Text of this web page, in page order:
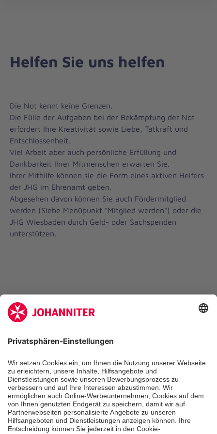
Helfen Sie uns helfen
Die Not kennt keine Grenzen.
Die Fülle der Aufgaben bei der Bekämpfung der Not
erfordert Ihre Kreativität sowie Liebe, Tatkraft und
Entschlossenheit.
Viel Arbeit aber auch persönliche Erfüllung und
Dankbarkeit Ihrer Mitmenschen erwarten Sie.
Ihrer Mithilfe können sie die Form eines aktiven Helfers
der JHG im Ehrenamt geben.
Abgesehen davon können Sie auch Fördermitglied
werden (Siehe Menüpunkt "Mitglied werden") oder die
JHG Wiesbaden durch Geld- oder Sachspenden
unterstützen.
Zertifizierung der Johanniter-Unfall-Hilfe e.V.
Die Johanniter GmbH führt das Spendenzertifikat
des Deutschen Spendenrats e.V.